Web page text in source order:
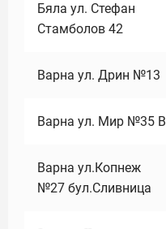
Бяла ул. Стефан
Стамболов 42
Варна ул. Дрин №13
Варна ул. Мир №35 В
Варна ул.Копнеж
№27 бул.Сливница